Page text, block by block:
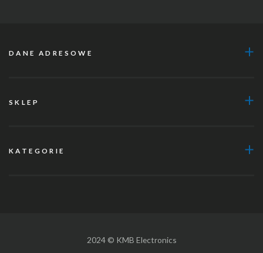
DANE ADRESOWE
SKLEP
KATEGORIE
2024 © KMB Electronics